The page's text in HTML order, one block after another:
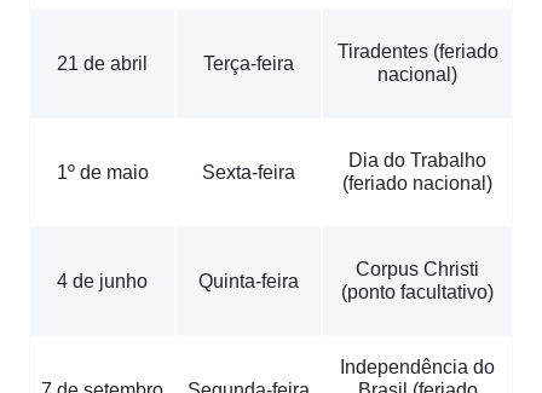
21 de abril Terça-feira
Tiradentes (feriado
nacional)
1º de maio Sexta-feira
Dia do Trabalho
(feriado nacional)
4 de junho Quinta-feira
Corpus Christi
(ponto facultativo)
Independência do